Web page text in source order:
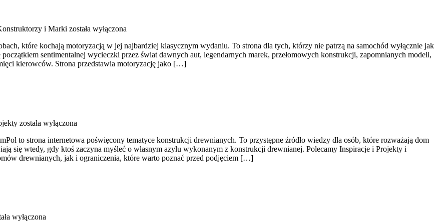
i Marki została wyłączona
które kochają motoryzacją w jej najbardziej klasycznym wydaniu. To strona dla tych, którzy nie patrzą na samochód wyłącznie jak
sentimentalnej wycieczki przez świat dawnych aut, legendarnych marek, przełomowych konstrukcji, zapomnianych modeli,
kierowców. Strona przedstawia motoryzację jako […]
została wyłączona
to strona internetowa poświęcony tematyce konstrukcji drewnianych. To przystępne źródło wiedzy dla osób, które rozważają dom
się wtedy, gdy ktoś zaczyna myśleć o własnym azylu wykonanym z konstrukcji drewnianej. Polecamy Inspiracje i Projekty i
drewnianych, jak i ograniczenia, które warto poznać przed podjęciem […]
wyłączona